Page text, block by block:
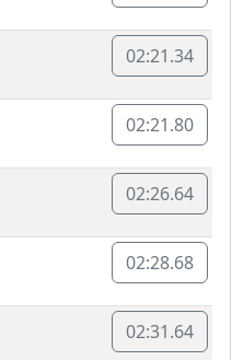
02:21.34
02:21.80
02:26.64
02:28.68
02:31.64